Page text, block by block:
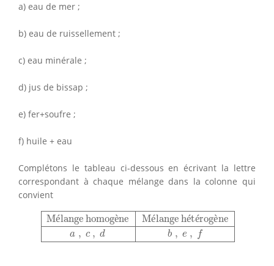
a) eau de mer ;
b) eau de ruissellement ;
c) eau minérale ;
d) jus de bissap ;
e) fer+soufre ;
f) huile + eau
Complétons le tableau ci-dessous en écrivant la lettre
correspondant à chaque mélange dans la colonne qui
convient
Mélange homogène Mélange hétérogène
a , c , d b , e , f
Mélange homogèneMélange hétérogène